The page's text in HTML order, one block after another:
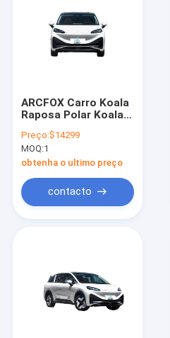
ARCFOX Carro Koala
Raposa Polar Koala
China Novo Veículo
Elétrico Preço de
Vendas Mãe Carro
Preço:$14299
MOQ:1
obtenha o ultimo preço
contacto